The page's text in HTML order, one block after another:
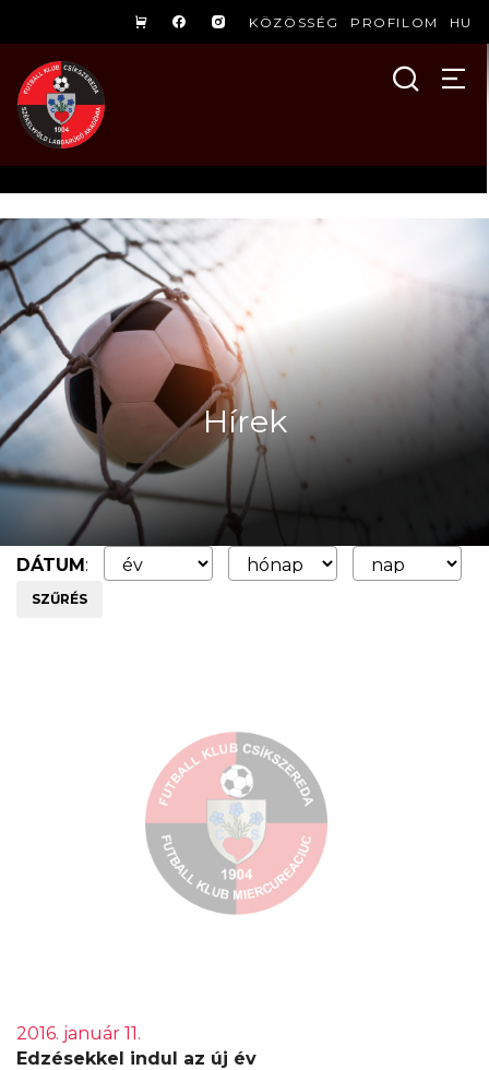
KÖZÖSSÉG PROFILOM HU
Hírek
DÁTUM:
SZŰRÉS
2016. január 11.
Edzésekkel indul az új év